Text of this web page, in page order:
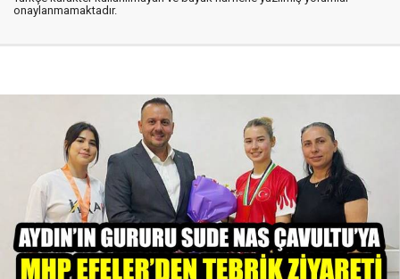
onaylanmamaktadır.